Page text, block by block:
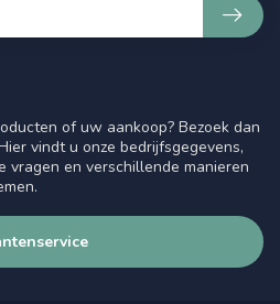
of uw aankoop? Bezoek dan
vindt u onze bedrijfsgegevens,
en verschillende manieren